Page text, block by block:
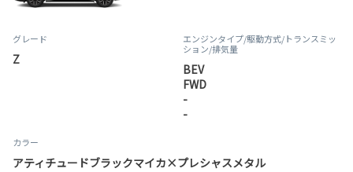
グレード
Z
エンジンタイプ/駆動方式/トランスミッ
ション/排気量
BEV
FWD
-
-
カラー
アティチュードブラックマイカ×プレシャスメタル